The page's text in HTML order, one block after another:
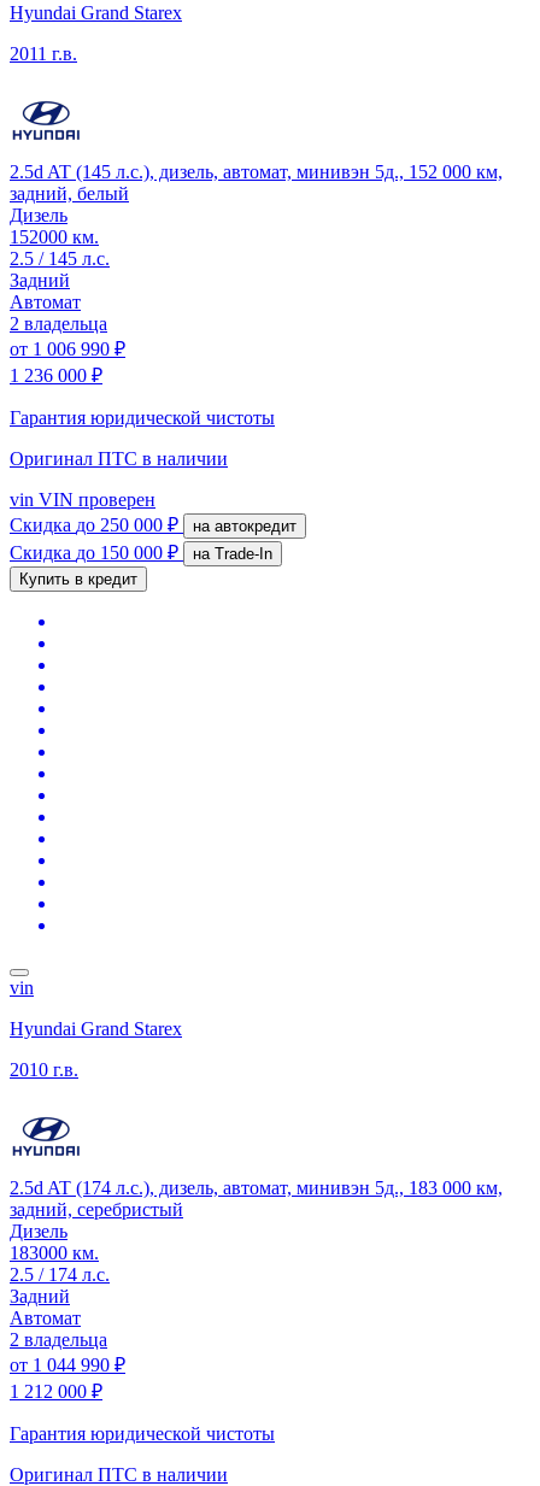
Hyundai Grand Starex
2011 г.в.
2.5d AT (145 л.с.), дизель, автомат, минивэн 5д., 152 000 км,
задний, белый
Дизель
152000 км.
2.5 / 145 л.с.
Задний
Автомат
2 владельца
от 1 006 990 ₽
1 236 000 ₽
Гарантия юридической чистоты
Оригинал ПТС в наличии
vin VIN проверен
Скидка до 250 000 ₽ на автокредит
Скидка до 150 000 ₽
на Trade-In
Купить в кредит
vin
Hyundai Grand Starex
2010 г.в.
2.5d AT (174 л.с.), дизель, автомат, минивэн 5д., 183 000 км,
задний, серебристый
Дизель
183000 км.
2.5 / 174 л.с.
Задний
Автомат
2 владельца
от 1 044 990 ₽
1 212 000 ₽
Гарантия юридической чистоты
Оригинал ПТС в наличии